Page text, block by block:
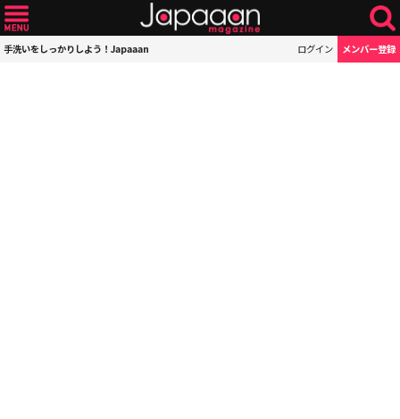
手洗いをしっかりしよう！Japaaan ログイン メンバー登録